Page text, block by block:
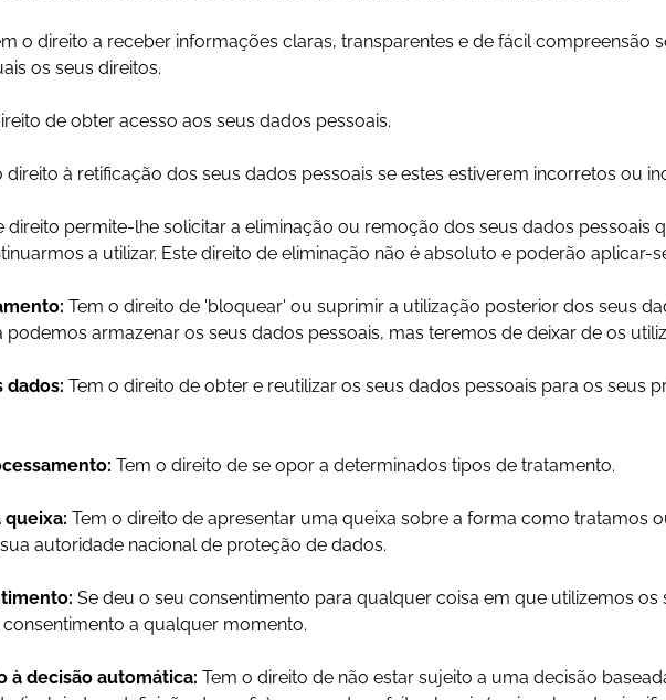
o direito a receber informações claras, transparentes e de fácil compreensão
os seus direitos.
de obter acesso aos seus dados pessoais.
direito à retificação dos seus dados pessoais se estes estiverem incorretos ou
direito permite-lhe solicitar a eliminação ou remoção dos seus dados pessoais
a utilizar. Este direito de eliminação não é absoluto e poderão aplicar-
Tem o direito de 'bloquear' ou suprimir a utilização posterior dos seus
armazenar os seus dados pessoais, mas teremos de deixar de os
dados: Tem o direito de obter e reutilizar os seus dados pessoais para os seus
Tem o direito de se opor a determinados tipos de tratamento.
queixa: Tem o direito de apresentar uma queixa sobre a forma como tratamos
autoridade nacional de proteção de dados.
Se deu o seu consentimento para qualquer coisa em que utilizemos os
a qualquer momento.
à decisão automática: Tem o direito de não estar sujeito a uma decisão